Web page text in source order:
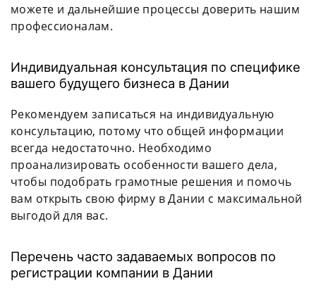
можете и дальнейшие процессы доверить нашим
профессионалам.
Индивидуальная консультация по специфике
вашего будущего бизнеса в Дании
Рекомендуем записаться на индивидуальную
консультацию, потому что общей информации
всегда недостаточно. Необходимо
проанализировать особенности вашего дела,
чтобы подобрать грамотные решения и помочь
вам открыть свою фирму в Дании с максимальной
выгодой для вас.
Перечень часто задаваемых вопросов по
регистрации компании в Дании